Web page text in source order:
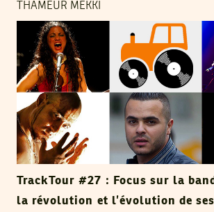
THAMEUR MEKKI
TrackTour #27 : Focus sur la
la révolution et l’évolution de